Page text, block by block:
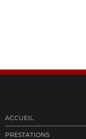
ACCUEIL
PRESTATIONS